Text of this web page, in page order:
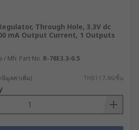
Through Hole, 3.3V dc
mA Output Current, 1 Outputs
/ Mfr. Part No. R-78E3.3-0.5
ษีมูลค่าเพิ่ม) THB117.46/ชิ้น